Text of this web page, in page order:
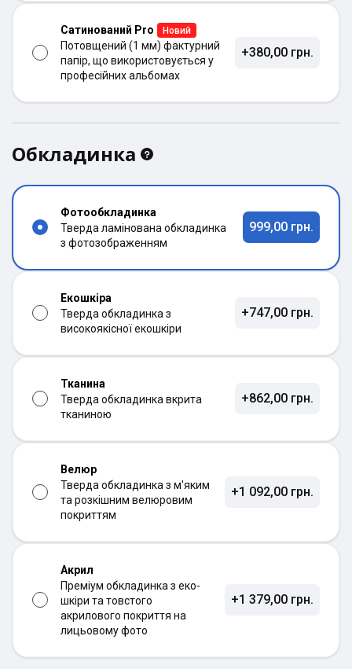
Сатинований Pro Новий
Потовщений (1 мм) фактурний
папір, що використовується у
професійних альбомах
+380,00 грн.
Обкладинка
Фотообкладинка
Тверда ламінована обкладинка
з фотозображенням
999,00 грн.
Екошкіра
Тверда обкладинка з
високоякісної екошкіри
+747,00 грн.
Тканина
Тверда обкладинка вкрита
тканиною
+862,00 грн.
Велюр
Тверда обкладинка з м'яким
та розкішним велюровим
покриттям
+1 092,00 грн.
Акрил
Преміум обкладинка з еко-
шкіри та товстого
акрилового покриття на
лицьовому фото
+1 379,00 грн.